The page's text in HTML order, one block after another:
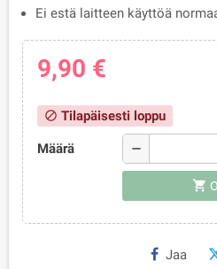
Ei estä laitteen käyttöä
9,90 €
block Tilapäisesti loppu
Määrä remove
shopping_cart
Jaa